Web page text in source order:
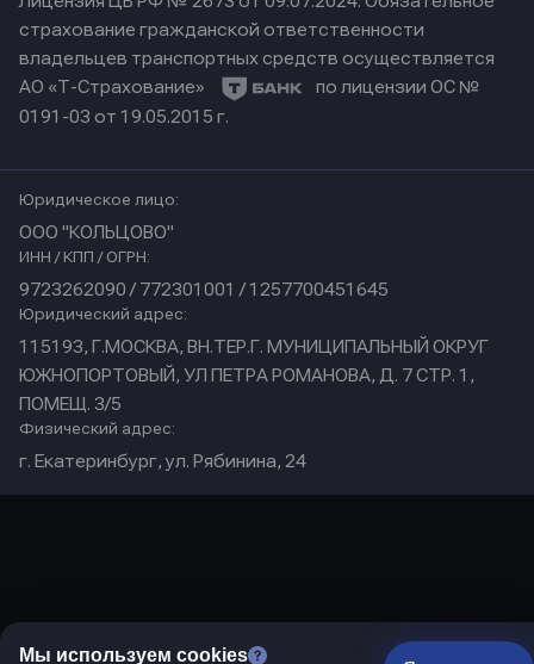
Мы используем cookies
страхование гражданской ответственности
владельцев транспортных средств осуществляется
АО «Т-Страхование»
по лицензии ОС №
0191-03 от 19.05.2015 г.
Юридическое лицо:
ООО "КОЛЬЦОВО"
ИНН / КПП / ОГРН:
9723262090 / 772301001 / 1257700451645
Юридический адрес:
115193, Г.МОСКВА, ВН.ТЕР.Г. МУНИЦИПАЛЬНЫЙ ОКРУГ
ЮЖНОПОРТОВЫЙ, УЛ ПЕТРА РОМАНОВА, Д. 7 СТР. 1,
ПОМЕЩ. 3/5
Физический адрес:
г. Екатеринбург, ул. Рябинина, 24